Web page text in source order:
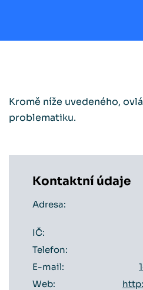
Kromě níže uvedeného,
problematiku.
Kontaktní údaje
Adresa:
IČ:
Telefon:
E-mail:
Web: